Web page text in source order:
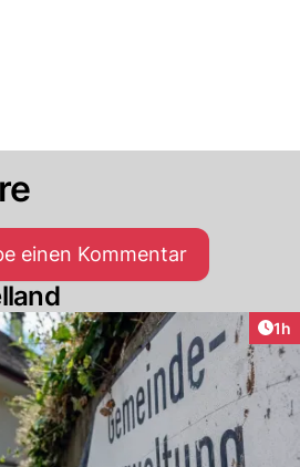
einen Kommentar
1h